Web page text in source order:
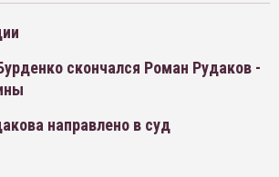
скончался Роман Рудаков -
направлено в суд